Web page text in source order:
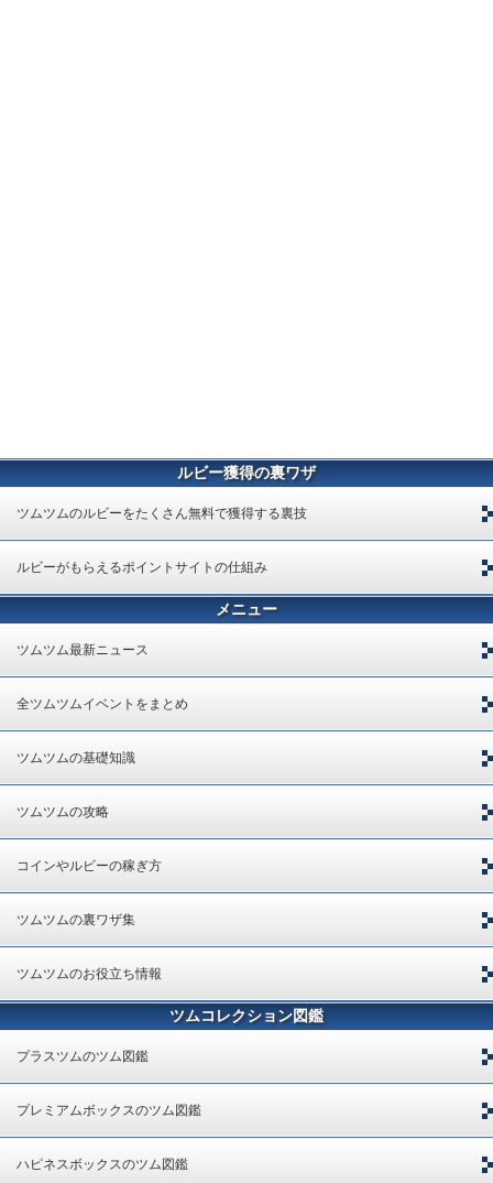
ルビー獲得の裏ワザ
ツムツムのルビーをたくさん無料で獲得する裏技
ルビーがもらえるポイントサイトの仕組み
メニュー
ツムツム最新ニュース
全ツムツムイベントをまとめ
ツムツムの基礎知識
ツムツムの攻略
コインやルビーの稼ぎ方
ツムツムの裏ワザ集
ツムツムのお役立ち情報
ツムコレクション図鑑
プラスツムのツム図鑑
プレミアムボックスのツム図鑑
ハピネスボックスのツム図鑑